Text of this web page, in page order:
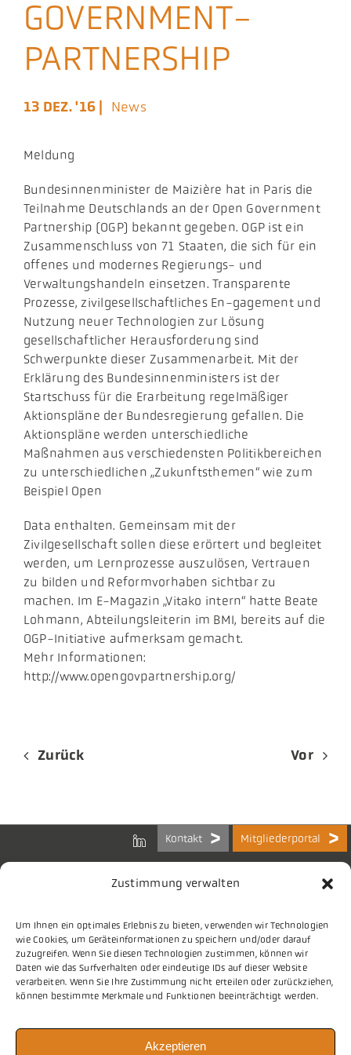
Zustimmung verwalten
Um Ihnen ein optimales Erlebnis zu bieten, verwenden wir Technologien
wie Cookies, um Geräteinformationen zu speichern und/oder darauf
zuzugreifen. Wenn Sie diesen Technologien zustimmen, können wir
Daten wie das Surfverhalten oder eindeutige IDs auf dieser Website
verarbeiten. Wenn Sie Ihre Zustimmung nicht erteilen oder zurückziehen,
können bestimmte Merkmale und Funktionen beeinträchtigt werden.
Akzeptieren
Aktuelles
Podcast
GOVERNMENT-
PARTNERSHIP
13 DEZ. '16 | News
Meldung
​Bundesinnenminister de Maizière hat in Paris die
Teilnahme Deutschlands an der Open Government
Partnership (OGP) bekannt gegeben. OGP ist ein
Zusammenschluss von 71 Staaten, die sich für ein
offenes und modernes Regierungs- und
Verwaltungshandeln einsetzen. Transparente
Prozesse, zivilgesellschaftliches En-gagement und
Nutzung neuer Technologien zur Lösung
gesellschaftlicher Herausforderung sind
Schwerpunkte dieser Zusammenarbeit. Mit der
Erklärung des Bundesinnenministers ist der
Startschuss für die Erarbeitung regelmäßiger
Aktionspläne der Bundesregierung gefallen. Die
Aktionspläne werden unterschiedliche
Maßnahmen aus verschiedensten Politikbereichen
zu unterschiedlichen „Zukunftsthemen“ wie zum
Beispiel Open
​Data enthalten. Gemeinsam mit der
Zivilgesellschaft sollen diese erörtert und begleitet
werden, um Lernprozesse auszulösen, Vertrauen
zu bilden und Reformvorhaben sichtbar zu
machen. Im E-Magazin „Vitako intern“ hatte Beate
Lohmann, Abteilungsleiterin im BMI, bereits auf die
OGP-Initiative aufmerksam gemacht.
Mehr Informationen:
http://www.opengovpartnership.org/
Zurück Vor
Kontakt Mitgliederportal
Bundes-Arbeitsgemeinschaft
der Kommunalen IT-Dienstleister e.V.
Charlottenstraße 65
10117 Berlin
Tel.030 2063 156 0